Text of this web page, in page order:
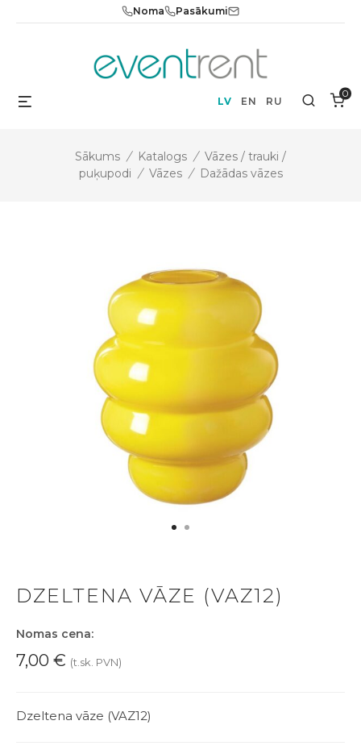
Noma Pasākumi
LV EN RU Search
0
Sākums / Katalogs / Vāzes / trauki /
puķupodi / Vāzes / Dažādas vāzes
DZELTENA VĀZE (VAZ12)
Nomas cena:
7,00 € (t.sk. PVN)
Dzeltena vāze (VAZ12)